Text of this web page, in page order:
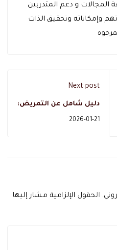
المجالات و دعم المتدربين
وإمكاناته وتحقيق الذات
Next post
دليل شامل عن التمريض:
مستقبل مهني واعد مع
2026-01-21
الحقول الإلزامية مشار إليها